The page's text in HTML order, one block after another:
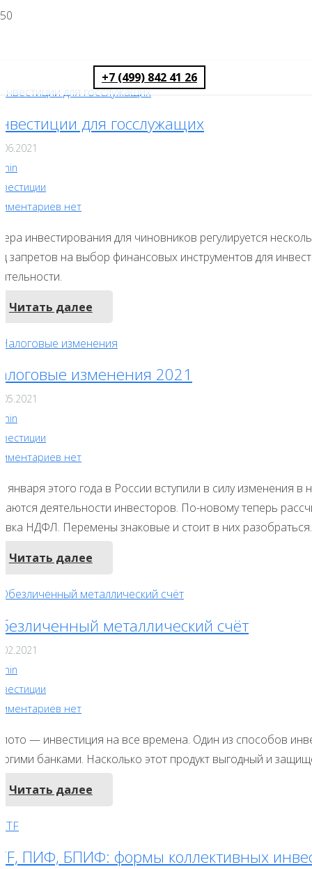
+7 (499) 842 41 26
для госслужащих
нет
инвестирования для чиновников регулируется
запретов на выбор финансовых инструментов для
Читать далее
изменения 2021
нет
января этого года в России вступили в силу изменения
деятельности инвесторов. По-новому теперь
НДФЛ. Перемены знаковые и стоит в них разобраться.
Читать далее
металлический счёт
нет
— инвестиция на все времена. Один из способов
банками. Насколько этот продукт выгодный и
Читать далее
ПИФ, БПИФ: формы коллективных